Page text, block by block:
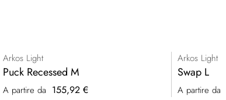
Arkos Light
Puck Recessed M
A partire da 155,92 €
Arkos Light
Swap L
A partire da